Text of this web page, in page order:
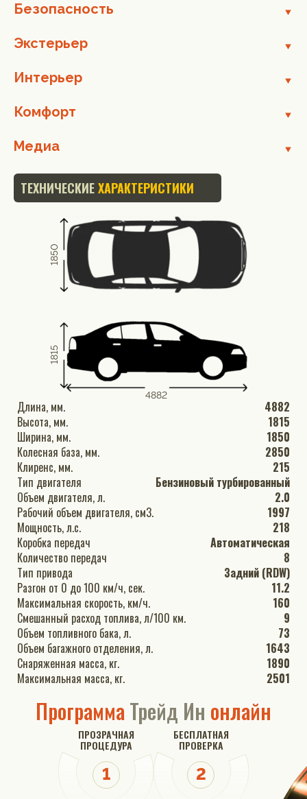
Безопасность
Экстерьер
Интерьер
Комфорт
Медиа
ТЕХНИЧЕСКИЕХАРАКТЕРИСТИКИ
4882
1815
1850
Длина, мм.
4882
Высота, мм.
1815
Ширина, мм.
1850
Колесная база, мм.
2850
Клиренс, мм.
215
Тип двигателя
Бензиновый турбированный
Объем двигателя, л.
2.0
Рабочий объем двигателя, см3.
1997
Мощность, л.с.
218
Коробка передач
Автоматическая
Количество передач
8
Тип привода
Задний (RDW)
Разгон от 0 до 100 км/ч, сек.
11.2
Максимальная скорость, км/ч.
160
Смешанный расход топлива, л/100 км.
9
Объем топливного бака, л.
73
Объем багажного отделения, л.
1643
Снаряженная масса, кг.
1890
Максимальная масса, кг.
2501
ПрограммаТрейд Ин онлайн
ПРОЗРАЧНАЯ
ПРОЦЕДУРА
БЕСПЛАТНАЯ
ПРОВЕРКА